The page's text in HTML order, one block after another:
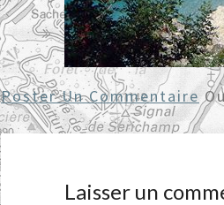
Poster Un Commentaire
Laisser un